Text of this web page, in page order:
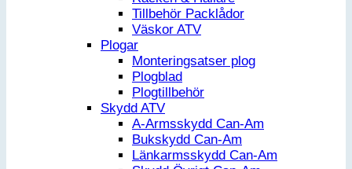
Tillbehör Packlådor
Väskor ATV
Plogar
Monteringsatser plog
Plogblad
Plogtillbehör
Skydd ATV
A-Armsskydd Can-Am
Bukskydd Can-Am
Länkarmsskydd Can-Am